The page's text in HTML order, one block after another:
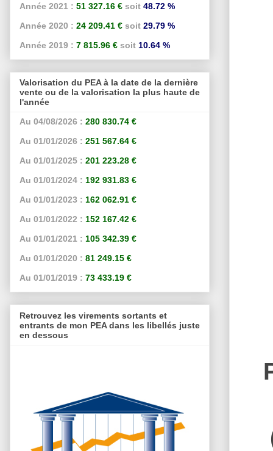
Année 2021 : 51 327.16 € soit 48.72 %
Année 2020 : 24 209.41 € soit 29.79 %
Année 2019 : 7 815.96 € soit 10.64 %
Valorisation du PEA à la date de la dernière
vente ou de la valorisation la plus haute de
l'année
Au 04/08/2026 : 280 830.74 €
Au 01/01/2026 : 251 567.64 €
Au 01/01/2025 : 201 223.28 €
Au 01/01/2024 : 192 931.83 €
Au 01/01/2023 : 162 062.91 €
Au 01/01/2022 : 152 167.42 €
Au 01/01/2021 : 105 342.39 €
Au 01/01/2020 : 81 249.15 €
Au 01/01/2019 : 73 433.19 €
Retrouvez les virements sortants et
entrants de mon PEA dans les libellés juste
en dessous